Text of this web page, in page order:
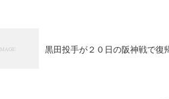
黒田投手が２０日の阪神戦で復